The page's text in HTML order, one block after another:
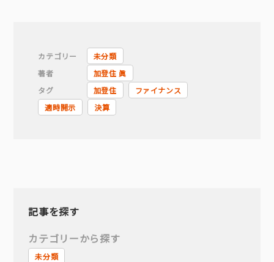
カテゴリー
未分類
著者
加登住 眞
タグ
加登住
ファイナンス
適時開示
決算
記事を探す
カテゴリーから探す
未分類